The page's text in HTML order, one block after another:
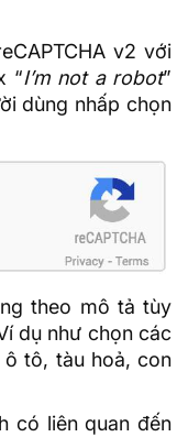
v2 với
“I’m not a robot”
dùng nhấp chọn
theo mô tả tùy
dụ như chọn các
tô, tàu hoả, con
có liên quan đến